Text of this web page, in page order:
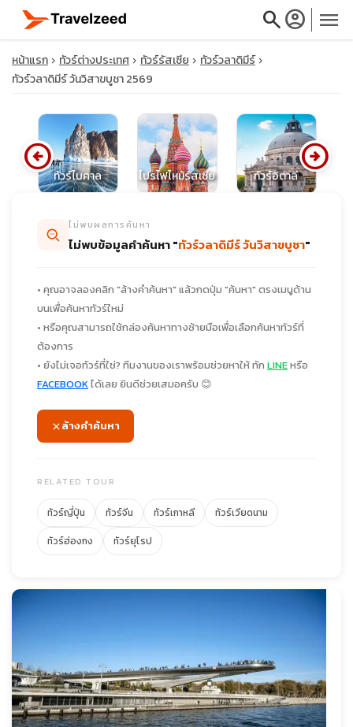
searchaccount_circle menu
close
travel_explore
calendar_month
หน้าแรก ทัวร์ต่างประเทศ ทัวร์รัสเซีย
ทัวร์วลาดิมีร์
ทัวร์วลาดิมีร์ วันวิสาขบูชา 2569
ทัวร์ไบคาล โปรไฟไหม้รัสเซีย ทัวร์อิตาลี
arrow_circle_left arrow_circle_right
ไม่พบผลการค้นหา
ไม่พบข้อมูลคำค้นหา "ทัวร์วลาดิมีร์ วันวิสาขบูชา"
• คุณอาจลองคลิก "ล้างคำค้นหา" แล้วกดปุ่ม "ค้นหา" ตรงเมนูด้าน
บนเพื่อค้นหาทัวร์ใหม่
• หรือคุณสามารถใช้กล่องค้นหาทางซ้ายมือเพื่อเลือกค้นหาทัวร์ที่
ต้องการ
• ยังไม่เจอทัวร์ที่ใช่? ทีมงานของเราพร้อมช่วยหาให้ ทัก LINEหรือ
FACEBOOKได้เลย ยินดีช่วยเสมอครับ 😊
ล้างคำค้นหา
RELATED TOUR
ทัวร์ญี่ปุ่น ทัวร์จีน ทัวร์เกาหลี
ทัวร์เวียดนาม
ทัวร์ฮ่องกง
ทัวร์ยุโรป